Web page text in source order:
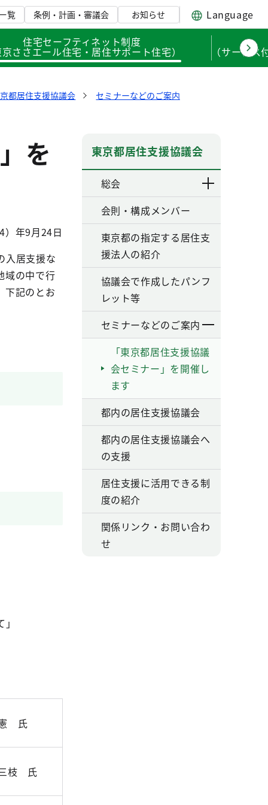
覧 条例・計画・審議会 お知らせ
Language
住宅セーフティネット制度
京ささエール住宅・居住サポート住宅） （サービ
都居住支援協議会
セミナーなどのご案内
を
）年9月24日
入居支援な
域の中で行
下記のとお
氏
枝 氏
東京都居住支援協議会
総会
会則・構成メンバー
東京都の指定する居住支
援法人の紹介
協議会で作成したパンフ
レット等
セミナーなどのご案内
「東京都居住支援協議
会セミナー」を開催し
ます
都内の居住支援協議会
都内の居住支援協議会へ
の支援
居住支援に活用できる制
度の紹介
関係リンク・お問い合わ
せ